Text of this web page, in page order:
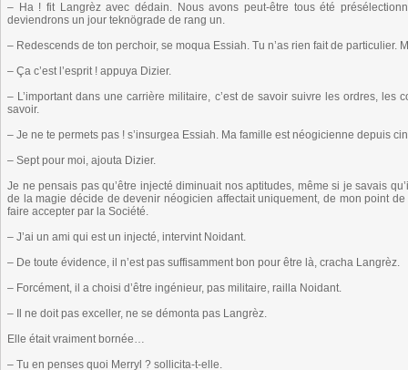
– Ha ! fit Langrèz avec dédain. Nous avons peut-être tous été
deviendrons un jour teknögrade de rang un.
– Redescends de ton perchoir, se moqua Essiah. Tu n’as rien fait de particulier.
– Ça c’est l’esprit ! appuya Dizier.
– L’important dans une carrière militaire, c’est de savoir suivre les ordres,
savoir.
– Je ne te permets pas ! s’insurgea Essiah. Ma famille est néogicienne depuis
– Sept pour moi, ajouta Dizier.
Je ne pensais pas qu’être injecté diminuait nos aptitudes, même si je savais
de la magie décide de devenir néogicien affectait uniquement, de mon point
faire accepter par la Société.
– J’ai un ami qui est un injecté, intervint Noidant.
– De toute évidence, il n’est pas suffisamment bon pour être là, cracha Langrèz.
– Forcément, il a choisi d’être ingénieur, pas militaire, railla Noidant.
– Il ne doit pas exceller, ne se démonta pas Langrèz.
Elle était vraiment bornée…
– Tu en penses quoi Merryl ? sollicita-t-elle.